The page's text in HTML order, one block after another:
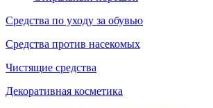
Средства по уходу за обувью
Средства против насекомых
Чистящие средства
Декоративная косметика